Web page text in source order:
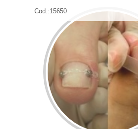
Cod.:15650